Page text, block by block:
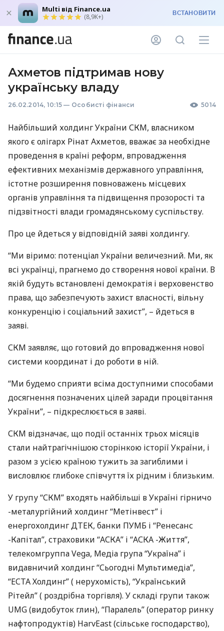
Multi від Finance.ua
(8,9K+) ВСТАНОВИТИ
Ахметов підтримав нову
українську владу
26.02.2014, 10:15 — Особисті фінанси 5014
Найбільший холдинг України СКМ, власником
якого є олігарх Рінат Ахметов, вважає за необхідне
проведення в країні реформ, впровадження
ефективних механізмів державного управління,
істотне розширення повноважень місцевих
органів управління та підвищення прозорості та
підзвітності влади громадянському суспільству.
Про це йдеться у відповідній заяві холдингу.
“Ми віримо: потенціал України величезний. Ми, як
всі українці, прагнемо до створення нової країни. В
якій будуть встановлені демократія і верховенство
права, що забезпечують захист власності, вільну
конкуренцію і соціальний захист”, – йдеться в
заяві.
СКМ заявляє, що готовий до впровадження нової
системи координат і до роботи в ній.
“Ми будемо сприяти всіма доступними способами
досягнення позначених цілей заради процвітання
України”, – підкреслюється в заяві.
СКМ відзначає, що події останніх трьох місяців
стали найтрагічнішою сторінкою історії України, і
разом з усією країною тужить за загиблими і
висловлює глибоке співчуття їх рідним і близьким.
У групу “СКМ” входять найбільші в Україні гірничо
-металургійний холдинг “Метінвест” і
енергохолдингДТЕК, банки ПУМБ і “Ренесанс
-Капітал”, страховики “АСКА” і “АСКА -Життя”,
телекомгруппа Vega, Медіа група “Україна” і
видавничий холдинг “Сьогодні Мультимедіа”,
“ЕСТАХолдинг” ( нерухомість), “Український
Рітейл” ( роздрібна торгівля). У складі групи також
UMG(видобуток глин), “Паралель” (оператор ринку
нафтопродуктів) HarvEast (сільське господарство),